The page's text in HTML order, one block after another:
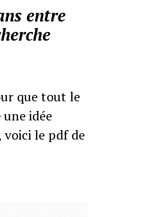
entre
que tout le
idée
le pdf de